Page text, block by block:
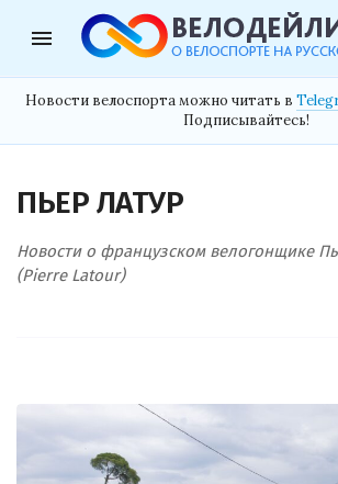
menu
Новости велоспорта можно читать в
Подписывайтесь!
ПЬЕР ЛАТУР
Новости о французском велогонщике
(Pierre Latour)